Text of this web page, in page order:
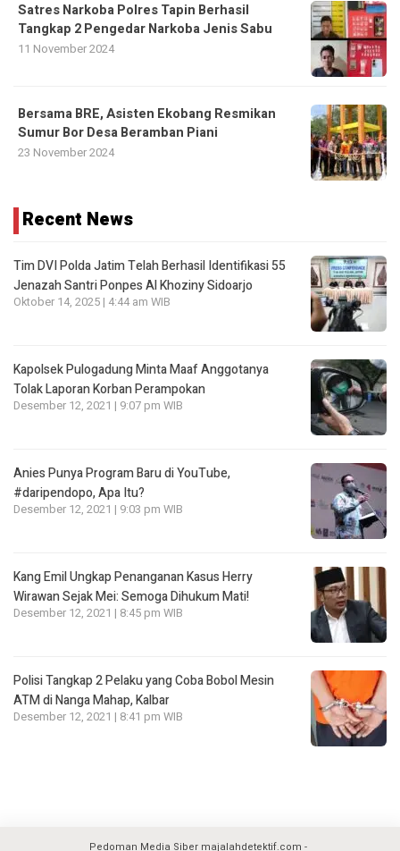
Satres Narkoba Polres Tapin Berhasil
Tangkap 2 Pengedar Narkoba Jenis Sabu
11 November 2024
Bersama BRE, Asisten Ekobang Resmikan
Sumur Bor Desa Beramban Piani
23 November 2024
Recent News
Tim DVI Polda Jatim Telah Berhasil Identifikasi 55
Jenazah Santri Ponpes Al Khoziny Sidoarjo
Oktober 14, 2025 | 4:44 am WIB
Kapolsek Pulogadung Minta Maaf Anggotanya
Tolak Laporan Korban Perampokan
Desember 12, 2021 | 9:07 pm WIB
Anies Punya Program Baru di YouTube,
#daripendopo, Apa Itu?
Desember 12, 2021 | 9:03 pm WIB
Kang Emil Ungkap Penanganan Kasus Herry
Wirawan Sejak Mei: Semoga Dihukum Mati!
Desember 12, 2021 | 8:45 pm WIB
Polisi Tangkap 2 Pelaku yang Coba Bobol Mesin
ATM di Nanga Mahap, Kalbar
Desember 12, 2021 | 8:41 pm WIB
Pedoman Media Siber majalahdetektif.com